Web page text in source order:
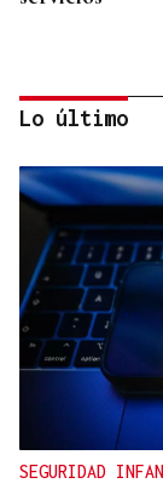
CASI DOS
Ramiro, el
kilómetros
Lo último
SEGURIDAD